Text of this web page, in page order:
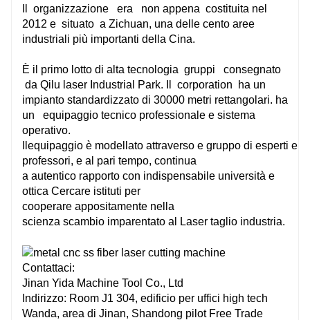
organizzazione era non appena costituita nel
2012 e situato a Zichuan, una delle cento aree
industriali più importanti della Cina.
È il primo lotto di alta tecnologia gruppi
consegnato
da Qilu laser Industrial Park. Il
corporation
ha un
impianto standardizzato di 30000 metri rettangolari. ha
un
equipaggio tecnico professionale e sistema
operativo.
equipaggio è modellato attraverso e gruppo di esperti e
professori, e al pari tempo, continua
a autentico rapporto con indispensabile università e
ottica Cercare istituti per
cooperare appositamente nella
scienza scambio imparentato al Laser taglio industria.
Contattaci:
Jinan Yida Machine Tool Co., Ltd
Indirizzo: Room J1 304, edificio per uffici high tech
Wanda, area di Jinan, Shandong pilot Free Trade